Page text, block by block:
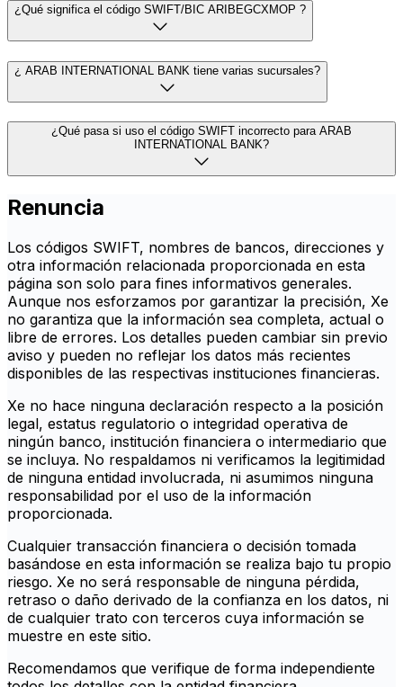
¿Qué significa el código SWIFT/BIC ARIBEGCXMOP ?
¿ ARAB INTERNATIONAL BANK tiene varias sucursales?
¿Qué pasa si uso el código SWIFT incorrecto para ARAB
INTERNATIONAL BANK?
Renuncia
Los códigos SWIFT, nombres de bancos, direcciones y
otra información relacionada proporcionada en esta
página son solo para fines informativos generales.
Aunque nos esforzamos por garantizar la precisión, Xe
no garantiza que la información sea completa, actual o
libre de errores. Los detalles pueden cambiar sin previo
aviso y pueden no reflejar los datos más recientes
disponibles de las respectivas instituciones financieras.
Xe no hace ninguna declaración respecto a la posición
legal, estatus regulatorio o integridad operativa de
ningún banco, institución financiera o intermediario que
se incluya. No respaldamos ni verificamos la legitimidad
de ninguna entidad involucrada, ni asumimos ninguna
responsabilidad por el uso de la información
proporcionada.
Cualquier transacción financiera o decisión tomada
basándose en esta información se realiza bajo tu propio
riesgo. Xe no será responsable de ninguna pérdida,
retraso o daño derivado de la confianza en los datos, ni
de cualquier trato con terceros cuya información se
muestre en este sitio.
Recomendamos que verifique de forma independiente